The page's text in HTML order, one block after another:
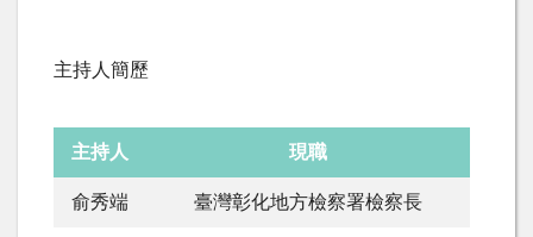
主持人簡歷
主持人 現職
俞秀端 臺灣彰化地方檢察署檢察長